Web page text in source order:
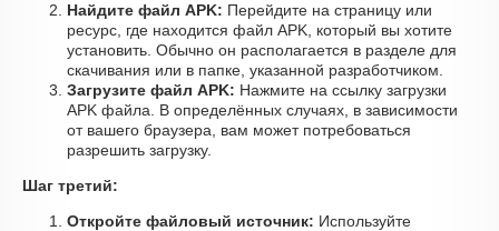
Найдите файл APK: Перейдите на страницу или
ресурс, где находится файл APK, который вы хотите
установить. Обычно он располагается в разделе для
скачивания или в папке, указанной разработчиком.
Загрузите файл APK: Нажмите на ссылку загрузки
APK файла. В определённых случаях, в зависимости
от вашего браузера, вам может потребоваться
разрешить загрузку.
Шаг третий:
Откройте файловый источник: Используйте